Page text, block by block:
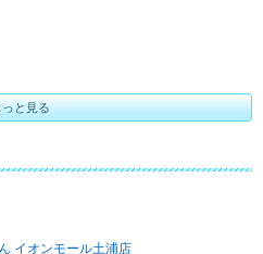
と見る
イオンモール土浦店